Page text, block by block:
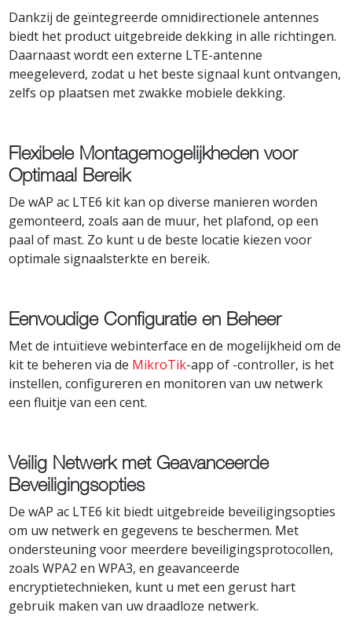
Dankzij de geïntegreerde omnidirectionele antennes
biedt het product uitgebreide dekking in alle richtingen.
Daarnaast wordt een externe LTE-antenne
meegeleverd, zodat u het beste signaal kunt ontvangen,
zelfs op plaatsen met zwakke mobiele dekking.
Flexibele Montagemogelijkheden voor
Optimaal Bereik
De wAP ac LTE6 kit kan op diverse manieren worden
gemonteerd, zoals aan de muur, het plafond, op een
paal of mast. Zo kunt u de beste locatie kiezen voor
optimale signaalsterkte en bereik.
Eenvoudige Configuratie en Beheer
Met de intuïtieve webinterface en de mogelijkheid om de
kit te beheren via de MikroTik-app of -controller, is het
instellen, configureren en monitoren van uw netwerk
een fluitje van een cent.
Veilig Netwerk met Geavanceerde
Beveiligingsopties
De wAP ac LTE6 kit biedt uitgebreide beveiligingsopties
om uw netwerk en gegevens te beschermen. Met
ondersteuning voor meerdere beveiligingsprotocollen,
zoals WPA2 en WPA3, en geavanceerde
encryptietechnieken, kunt u met een gerust hart
gebruik maken van uw draadloze netwerk.